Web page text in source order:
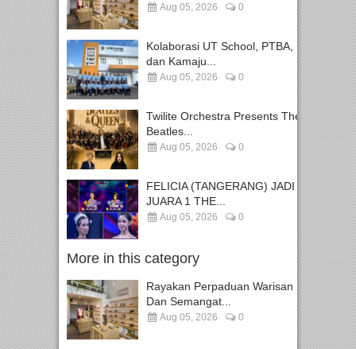
Aug 05, 2026 0
Kolaborasi UT School, PTBA,
dan Kamaju...
Aug 05, 2026 0
Twilite Orchestra Presents The
Beatles...
Aug 05, 2026 0
FELICIA (TANGERANG) JADI
JUARA 1 THE...
Aug 05, 2026 0
More in this category
Rayakan Perpaduan Warisan
Dan Semangat...
Aug 05, 2026 0